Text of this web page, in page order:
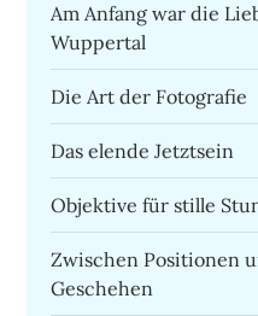
Am Anfang war die
Wuppertal
Die Art der Fotografie
Das elende Jetztsein
Objektive für stille
Zwischen Positionen
Geschehen